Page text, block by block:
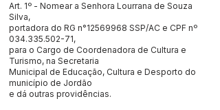
Art. 1º - Nomear a Senhora Lourrana de Souza
Silva,
portadora do RG n°12569968 SSP/AC e CPF nº
034.335.502-71,
para o Cargo de Coordenadora de Cultura e
Turismo, na Secretaria
Municipal de Educação, Cultura e Desporto do
município de Jordão
e dá outras providências.